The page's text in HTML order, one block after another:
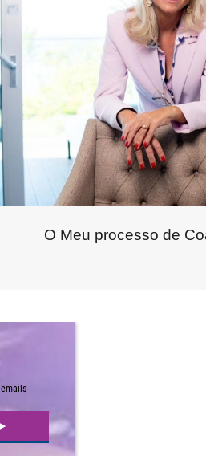
O Meu processo de